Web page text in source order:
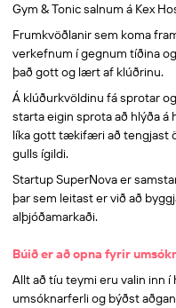
Gym & Tonic salnum á Kex
Frumkvöðlanir sem koma
verkefnum í gegnum tíðina
það gott og lært af klúðrinu.
Á klúðurkvöldinu fá sprotar
starta eigin sprota að hlýða
líka gott tækifæri að tengjast
gulls ígildi.
Startup SuperNova er
þar sem leitast er við að
alþjóðamarkaði.
Búið er að opna fyrir
Allt að tíu teymi eru valin inn
umsóknarferli og býðst